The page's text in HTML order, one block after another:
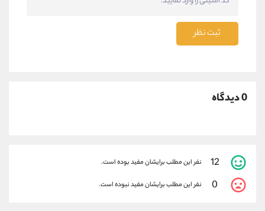
ثبت نظر
0 دیدگاه
12 نفر این مطلب برایشان مفید بوده است.
0 نفر این مطلب برایشان مفید نبوده است.